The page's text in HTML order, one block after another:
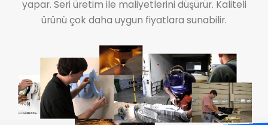
yapar. Seri üretim ile maliyetlerini düşürür. Kaliteli
ürünü çok daha uygun fiyatlara sunabilir.